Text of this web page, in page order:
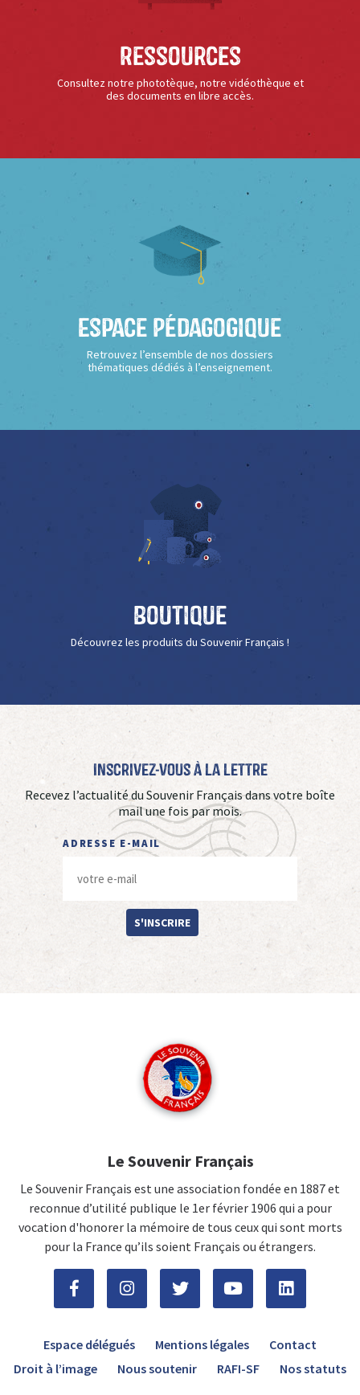
Ressources
Consultez notre phototèque, notre vidéothèque et
des documents en libre accès.
Espace Pédagogique
Retrouvez l’ensemble de nos dossiers
thématiques dédiés à l’enseignement.
Boutique
Découvrez les produits du Souvenir Français !
Inscrivez-vous à La Lettre
Recevez l’actualité du Souvenir Français dans votre boîte
mail une fois par mois.
ADRESSE E-MAIL
S'INSCRIRE
Le Souvenir Français
Le Souvenir Français est une association fondée en 1887 et
reconnue d’utilité publique le 1er février 1906 qui a pour
vocation d'honorer la mémoire de tous ceux qui sont morts
pour la France qu’ils soient Français ou étrangers.
Espace délégués Mentions légales
Contact
Droit à l’image
Nous soutenir RAFI-SF Nos statuts